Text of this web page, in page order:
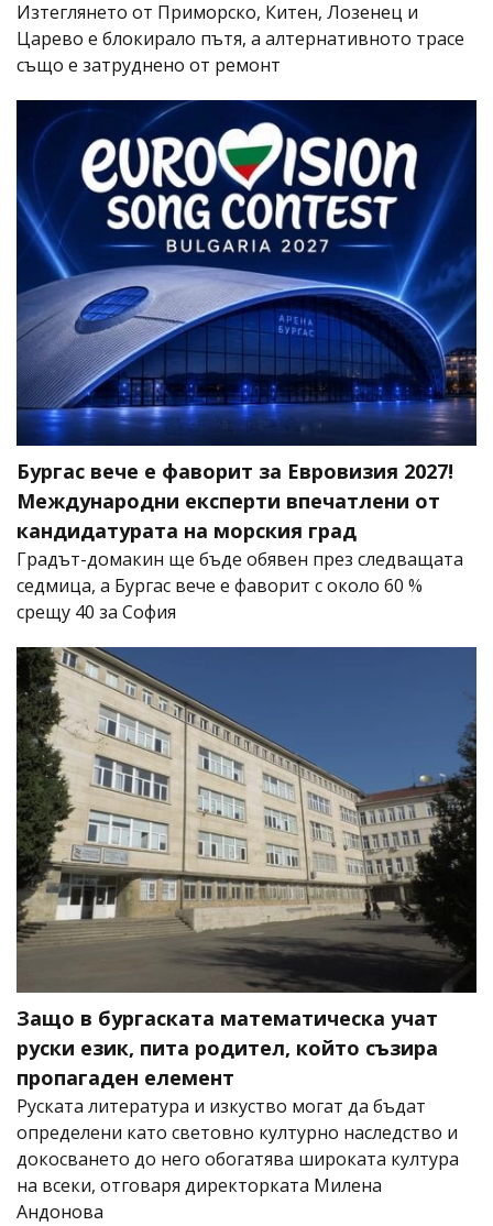
Изтеглянето от Приморско, Китен, Лозенец и
Царево е блокирало пътя, а алтернативното трасе
също е затруднено от ремонт
Бургас вече е фаворит за Евровизия 2027!
Международни експерти впечатлени от
кандидатурата на морския град
Градът-домакин ще бъде обявен през следващата
седмица, а Бургас вече е фаворит с около 60 %
срещу 40 за София
Защо в бургаската математическа учат
руски език, пита родител, който съзира
пропагаден елемент
Руската литература и изкуство могат да бъдат
определени като световно културно наследство и
докосването до него обогатява широката култура
на всеки, отговаря директорката Милена
Андонова